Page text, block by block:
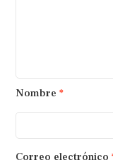
Nombre *
Correo electrónico